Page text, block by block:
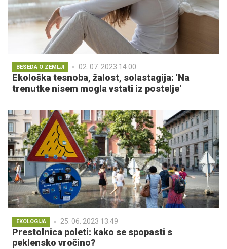
BESEDA O ZEMLJI 02. 07. 2023 14.00
Ekološka tesnoba, žalost, solastagija: 'Na
trenutke nisem mogla vstati iz postelje'
EKOLOGIJA 25. 06. 2023 13.49
Prestolnica poleti: kako se spopasti s
peklensko vročino?